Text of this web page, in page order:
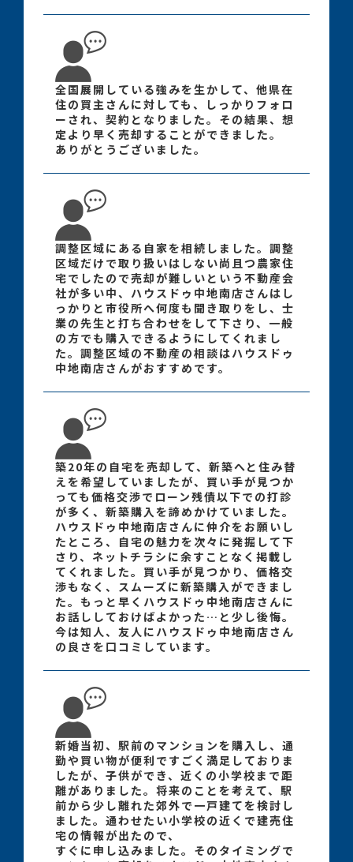
全国展開している強みを生かして、他県在
住の買主さんに対しても、しっかりフォロ
ーされ、契約となりました。その結果、想
定より早く売却することができました。
ありがとうございました。
調整区域にある自家を相続しました。調整
区域だけで取り扱いはしない尚且つ農家住
宅でしたので売却が難しいという不動産会
社が多い中、ハウスドゥ中地南店さんはし
っかりと市役所へ何度も聞き取りをし、士
業の先生と打ち合わせをして下さり、一般
の方でも購入できるようにしてくれまし
た。調整区域の不動産の相談はハウスドゥ
中地南店さんがおすすめです。
築20年の自宅を売却して、新築へと住み替
えを希望していましたが、買い手が見つか
っても価格交渉でローン残債以下での打診
が多く、新築購入を諦めかけていました。
ハウスドゥ中地南店さんに仲介をお願いし
たところ、自宅の魅力を次々に発掘して下
さり、ネットチラシに余すことなく掲載し
てくれました。買い手が見つかり、価格交
渉もなく、スムーズに新築購入ができまし
た。もっと早くハウスドゥ中地南店さんに
お話ししておけばよかった…と少し後悔。
今は知人、友人にハウスドゥ中地南店さん
の良さを口コミしています。
新婚当初、駅前のマンションを購入し、通
勤や買い物が便利ですごく満足しておりま
したが、子供ができ、近くの小学校まで距
離がありました。将来のことを考えて、駅
前から少し離れた郊外で一戸建てを検討し
ました。通わせたい小学校の近くで建売住
宅の情報が出たので、
すぐに申し込みました。そのタイミングで